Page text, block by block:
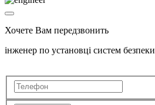
Хочете Вам передзвонить
інженер по установці систем безпеки